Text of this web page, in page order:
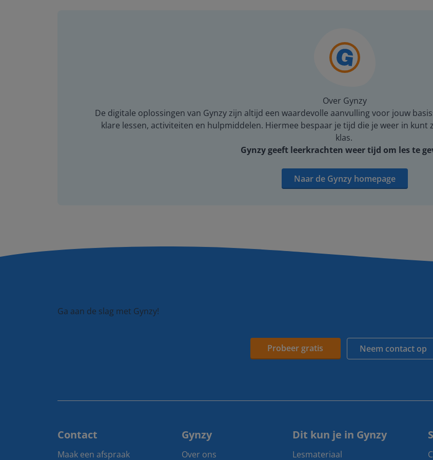
Over Gynzy
De digitale oplossingen van Gynzy zijn altijd een waardevolle aanvulling voor jouw
klare lessen, activiteiten en hulpmiddelen. Hiermee bespaar je tijd die je weer in
klas.
Gynzy geeft leerkrachten weer tijd om les te
Naar de Gynzy homepage
Ga aan de slag met Gynzy!
Probeer gratis Neem contact op
Contact
Maak een afspraak
Gynzy
Over ons
Dit kun je in Gynzy
Lesmateriaal